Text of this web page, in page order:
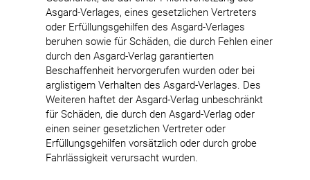
Asgard-Verlages, eines gesetzlichen Vertreters
oder Erfüllungsgehilfen des Asgard-Verlages
beruhen sowie für Schäden, die durch Fehlen einer
durch den Asgard-Verlag garantierten
Beschaffenheit hervorgerufen wurden oder bei
arglistigem Verhalten des Asgard-Verlages. Des
Weiteren haftet der Asgard-Verlag unbeschränkt
für Schäden, die durch den Asgard-Verlag oder
einen seiner gesetzlichen Vertreter oder
Erfüllungsgehilfen vorsätzlich oder durch grobe
Fahrlässigkeit verursacht wurden.